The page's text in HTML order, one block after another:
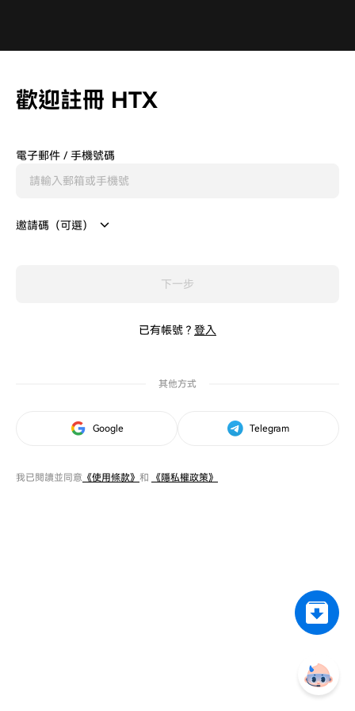
歡迎註冊 HTX
電子郵件 / 手機號碼
邀請碼（可選）
下一步
已有帳號？ 登入
其他方式
Google Telegram
我已閱讀並同意 《使用條款》 和 《隱私權政策》